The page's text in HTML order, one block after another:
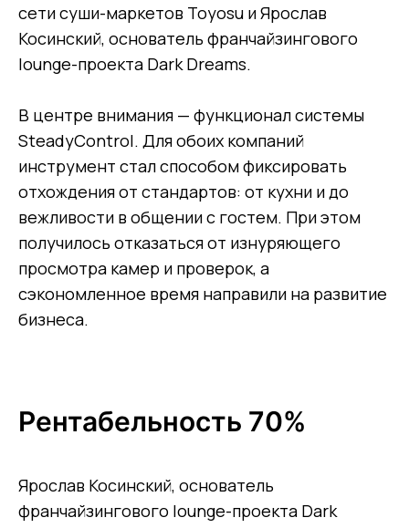
сети суши-маркетов Toyosu и Ярослав
Косинский, основатель франчайзингового
lounge-проекта Dark Dreams.
В центре внимания — функционал системы
SteadyControl. Для обоих компаний
инструмент стал способом фиксировать
отхождения от стандартов: от кухни и до
вежливости в общении с гостем. При этом
получилось отказаться от изнуряющего
просмотра камер и проверок, а
сэкономленное время направили на развитие
бизнеса.
Рентабельность 70%
Ярослав Косинский, основатель
франчайзингового lounge-проекта Dark
Канал про эффективный
менеджмент
Email-рассылка с кейсами